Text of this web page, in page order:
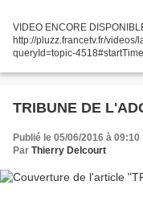
VIDEO ENCORE
http://pluzz.francetv.fr/
queryId=topic-
TRIBUNE DE
Publié le 05/06/2016 à 09:10
Par Thierry Delcourt